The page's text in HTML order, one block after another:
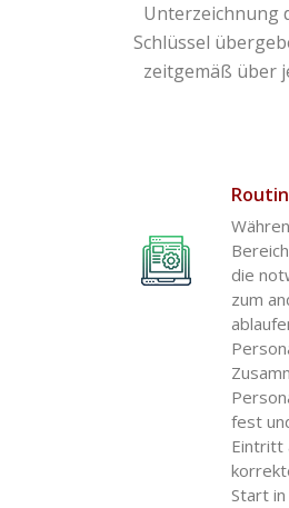
Unterzeichnung
Schlüssel
zeitgemäß über
die
zum
fest
Eintritt
Start